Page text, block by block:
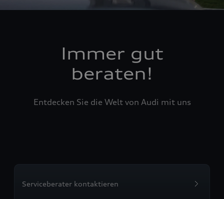
Immer gut
beraten!
Entdecken Sie die Welt von Audi mit uns
Serviceberater kontaktieren